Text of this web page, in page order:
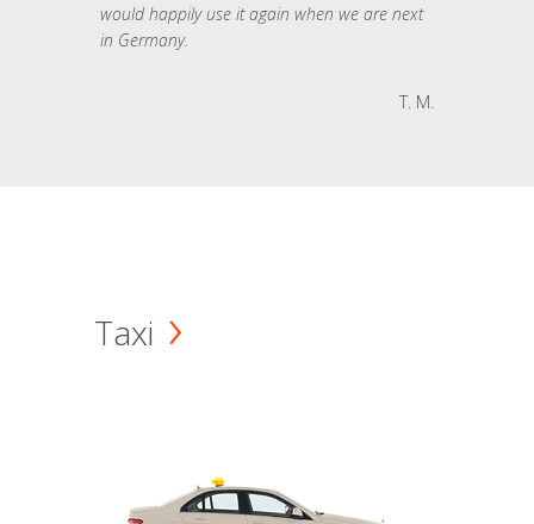
would happily use it again when we are next
in Germany.
T. M.
Taxi